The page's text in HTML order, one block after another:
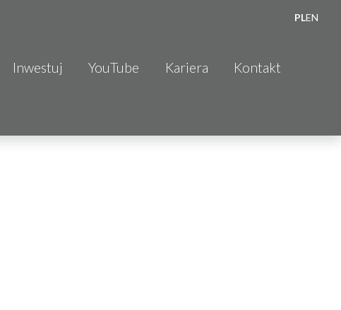
Inwestuj YouTube Kariera Kontakt
PLEN